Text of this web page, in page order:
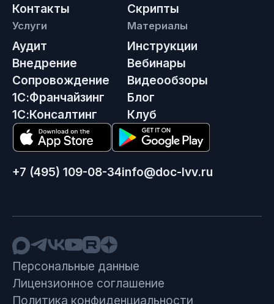
Контакты
Скрипты
Услуги
Аудит
Внедрение
Сопровождение
1С:Франчайзинг
1С:Консалтинг
Материалы
Инструкции
Вебинары
Видеообзоры
Блог
Клуб
+7 (495) 109-08-34info@doc-lvv.ru
Персональные данные
Лицензионное соглашение
Политика конфиденциальности